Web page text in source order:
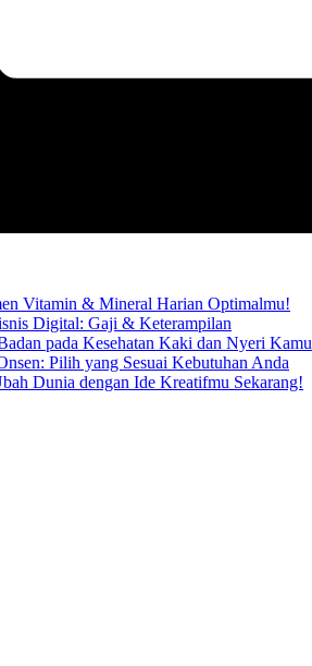
Vitamin & Mineral Harian Optimalmu!
Digital: Gaji & Keterampilan
pada Kesehatan Kaki dan Nyeri Kamu
Pilih yang Sesuai Kebutuhan Anda
Dunia dengan Ide Kreatifmu Sekarang!